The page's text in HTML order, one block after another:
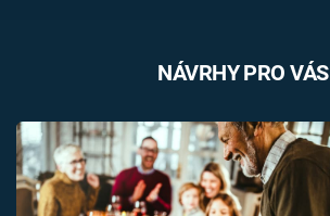
NÁVRHY PRO VÁS